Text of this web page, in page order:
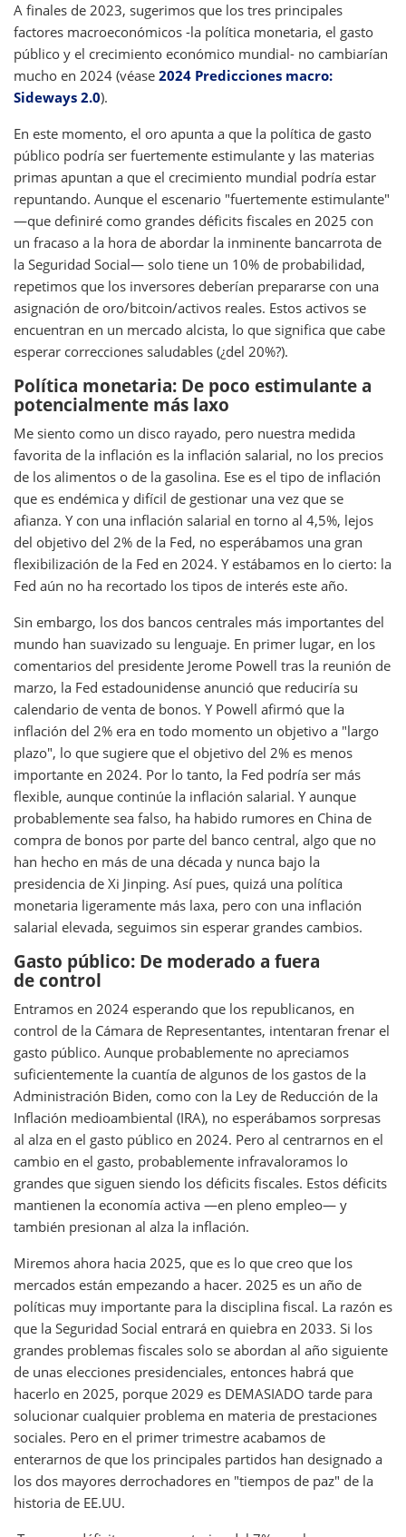
A finales de 2023, sugerimos que los tres principales
factores macroeconómicos -la política monetaria, el gasto
público y el crecimiento económico mundial- no cambiarían
mucho en 2024 (véase 2024 Predicciones macro:
Sideways 2.0).
En este momento, el oro apunta a que la política de gasto
público podría ser fuertemente estimulante y las materias
primas apuntan a que el crecimiento mundial podría estar
repuntando. Aunque el escenario "fuertemente estimulante"
—que definiré como grandes déficits fiscales en 2025 con
un fracaso a la hora de abordar la inminente bancarrota de
la Seguridad Social— solo tiene un 10% de probabilidad,
repetimos que los inversores deberían prepararse con una
asignación de oro/bitcoin/activos reales. Estos activos se
encuentran en un mercado alcista, lo que significa que cabe
esperar correcciones saludables (¿del 20%?).
Política monetaria: De poco estimulante a
potencialmente más laxo
Me siento como un disco rayado, pero nuestra medida
favorita de la inflación es la inflación salarial, no los precios
de los alimentos o de la gasolina. Ese es el tipo de inflación
que es endémica y difícil de gestionar una vez que se
afianza. Y con una inflación salarial en torno al 4,5%, lejos
del objetivo del 2% de la Fed, no esperábamos una gran
flexibilización de la Fed en 2024. Y estábamos en lo cierto: la
Fed aún no ha recortado los tipos de interés este año.
Sin embargo, los dos bancos centrales más importantes del
mundo han suavizado su lenguaje. En primer lugar, en los
comentarios del presidente Jerome Powell tras la reunión de
marzo, la Fed estadounidense anunció que reduciría su
calendario de venta de bonos. Y Powell afirmó que la
inflación del 2% era en todo momento un objetivo a "largo
plazo", lo que sugiere que el objetivo del 2% es menos
importante en 2024. Por lo tanto, la Fed podría ser más
flexible, aunque continúe la inflación salarial. Y aunque
probablemente sea falso, ha habido rumores en China de
compra de bonos por parte del banco central, algo que no
han hecho en más de una década y nunca bajo la
presidencia de Xi Jinping. Así pues, quizá una política
monetaria ligeramente más laxa, pero con una inflación
salarial elevada, seguimos sin esperar grandes cambios.
Gasto público: De moderado a fuera
de control
Entramos en 2024 esperando que los republicanos, en
control de la Cámara de Representantes, intentaran frenar el
gasto público. Aunque probablemente no apreciamos
suficientemente la cuantía de algunos de los gastos de la
Administración Biden, como con la Ley de Reducción de la
Inflación medioambiental (IRA), no esperábamos sorpresas
al alza en el gasto público en 2024. Pero al centrarnos en el
cambio en el gasto, probablemente infravaloramos lo
grandes que siguen siendo los déficits fiscales. Estos déficits
mantienen la economía activa —en pleno empleo— y
también presionan al alza la inflación.
Miremos ahora hacia 2025, que es lo que creo que los
mercados están empezando a hacer. 2025 es un año de
políticas muy importante para la disciplina fiscal. La razón es
que la Seguridad Social entrará en quiebra en 2033. Si los
grandes problemas fiscales solo se abordan al año siguiente
de unas elecciones presidenciales, entonces habrá que
hacerlo en 2025, porque 2029 es DEMASIADO tarde para
solucionar cualquier problema en materia de prestaciones
sociales. Pero en el primer trimestre acabamos de
enterarnos de que los principales partidos han designado a
los dos mayores derrochadores en "tiempos de paz" de la
historia de EE.UU.